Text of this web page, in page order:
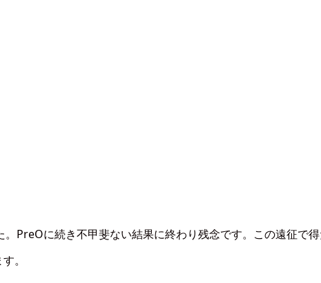
PreOに続き不甲斐ない結果に終わり残念です。この遠征で
。